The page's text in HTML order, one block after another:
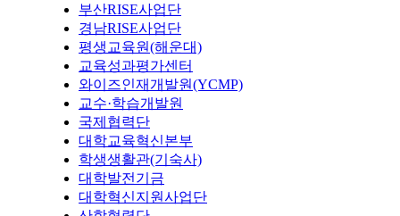
부산RISE사업단
경남RISE사업단
평생교육원(해운대)
교육성과평가센터
와이즈인재개발원(YCMP)
교수·학습개발원
국제협력단
대학교육혁신본부
학생생활관(기숙사)
대학발전기금
대학혁신지원사업단